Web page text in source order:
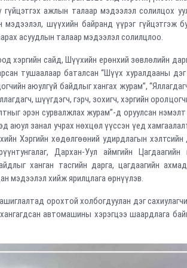
ажлын талаар мэдээлэл солилцох
шүүхийн байранд үүрэг гүйцэтгэж
асуудлын талаар мэдээлэл солилцлоо.
сайд, Шүүхийн ерөнхий зөвлөлийн
тушаалаар баталсан “Шүүх хуралдааны
аюулгүй байдлыг хангах журам”,
шүүгдэгч, гэрч, зохигч, хэргийн
эрэн сурвалжлах журам”-д оруулсан
аюул занал учрах нөхцөл үүссэн үед
Хэргийн хөдөлгөөний удирдлагын
Дархан-Уул аймгийн
ханган тасгийн дарга, цагдаагийн
мэдээлэл хийж ярилцлага өрнүүлэв.
орохтой холбогдуулан дэг
автомашины хэрэгцээ шаардлага